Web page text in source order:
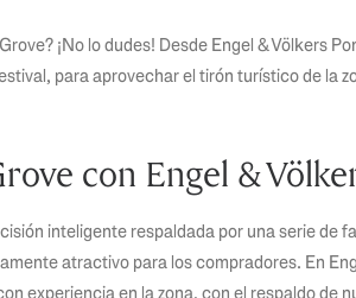
¡No lo dudes! Desde Engel & Völkers
para aprovechar el tirón turístico de la
con Engel &
inteligente respaldada por una serie de
atractivo para los compradores. En
experiencia en la zona, con el respaldo de